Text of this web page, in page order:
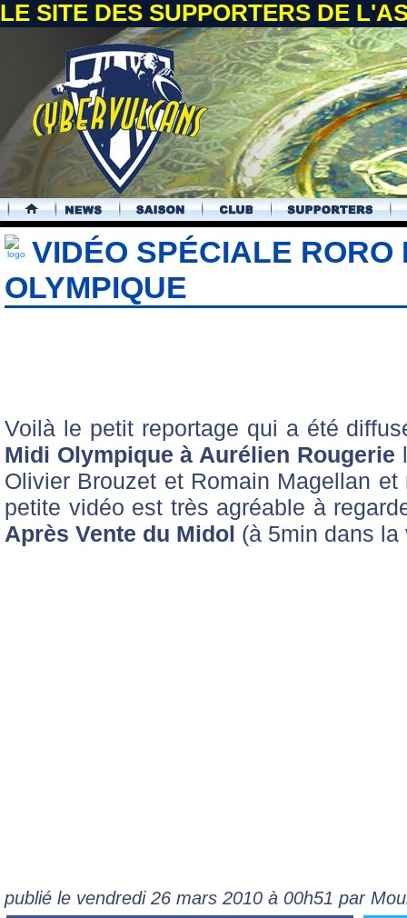
LE SITE DES SUPPORTERS DE
.
VIDÉO SPÉCIALE
OLYMPIQUE
Voilà le petit reportage qui a été
Midi Olympique à Aurélien Rougerie
Olivier Brouzet et Romain Magellan
petite vidéo est très agréable à
Après Vente du Midol (à 5min dans la
publié le vendredi 26 mars 2010 à 00h51 par